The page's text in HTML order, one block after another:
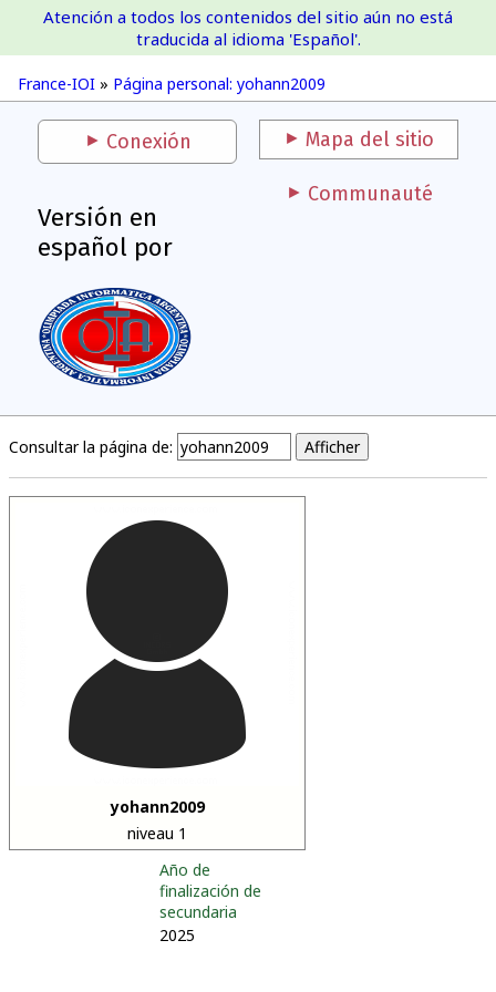
France-IOI
France-IOI » Página personal: yohann2009
Atención a todos los contenidos del sitio aún no está
traducida al idioma 'Español'.
Conexión Mapa del sitio
Versión en
español por
Communauté
Consultar la página de:
yohann2009
niveau 1
Año de
finalización de
secundaria
2025